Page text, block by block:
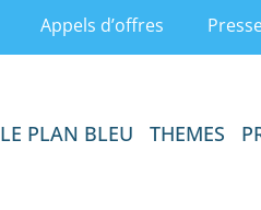
Appels d’offres
LE PLAN BLEU THEMES